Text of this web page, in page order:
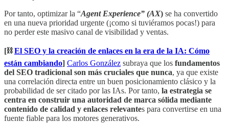
Por tanto, optimizar la “Agent Experience” (AX) se ha convertido
en una nueva prioridad urgente (¡como si tuviéramos pocas!) para
no perder este masivo canal de visibilidad y ventas.
[⛓️El SEO y la creación de enlaces en la era de la IA: Cómo
están cambiando] Carlos González subraya que los fundamentos
del SEO tradicional son más cruciales que nunca, ya que existe
una correlación directa entre un buen posicionamiento clásico y la
probabilidad de ser citado por las IAs. Por tanto, la estrategia se
centra en construir una autoridad de marca sólida mediante
contenido de calidad y enlaces relevantes para convertirse en una
fuente fiable para los motores generativos.